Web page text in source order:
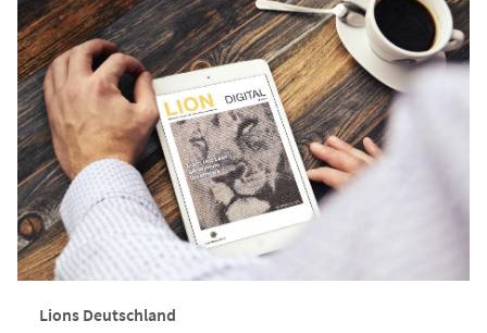
Lions Deutschland